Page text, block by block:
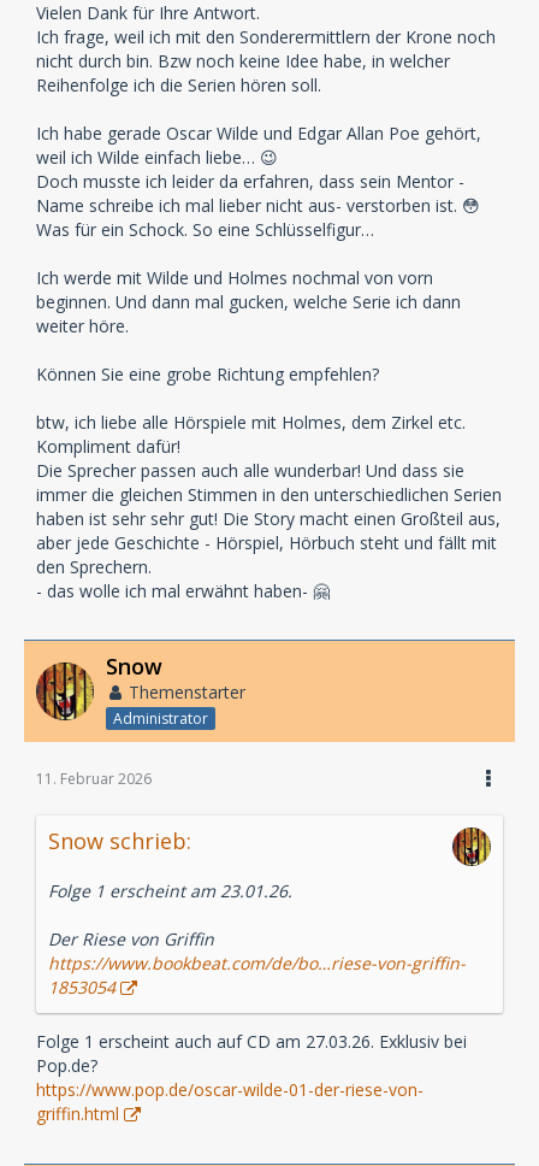
Vielen Dank für Ihre Antwort.
Ich frage, weil ich mit den Sonderermittlern der Krone noch
nicht durch bin. Bzw noch keine Idee habe, in welcher
Reihenfolge ich die Serien hören soll.
Ich habe gerade Oscar Wilde und Edgar Allan Poe gehört,
weil ich Wilde einfach liebe… 😉
Doch musste ich leider da erfahren, dass sein Mentor -
Name schreibe ich mal lieber nicht aus- verstorben ist. 😳
Was für ein Schock. So eine Schlüsselfigur…
Ich werde mit Wilde und Holmes nochmal von vorn
beginnen. Und dann mal gucken, welche Serie ich dann
weiter höre.
Können Sie eine grobe Richtung empfehlen?
btw, ich liebe alle Hörspiele mit Holmes, dem Zirkel etc.
Kompliment dafür!
Die Sprecher passen auch alle wunderbar! Und dass sie
immer die gleichen Stimmen in den unterschiedlichen Serien
haben ist sehr sehr gut! Die Story macht einen Großteil aus,
aber jede Geschichte - Hörspiel, Hörbuch steht und fällt mit
den Sprechern.
- das wolle ich mal erwähnt haben- 🤗
Snow
Themenstarter
Administrator
11. Februar 2026
Snow schrieb:
Folge 1 erscheint am 23.01.26.
Der Riese von Griffin
https://www.bookbeat.com/de/bo…riese-von-griffin-
1853054
Folge 1 erscheint auch auf CD am 27.03.26. Exklusiv bei
Pop.de?
https://www.pop.de/oscar-wilde-01-der-riese-von-
griffin.html